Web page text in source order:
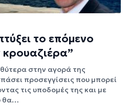
το επόμενο
κρουαζιέρα”
στην αγορά της
προσεγγίσεις που μπορεί
τις υποδομές της και με
θα…